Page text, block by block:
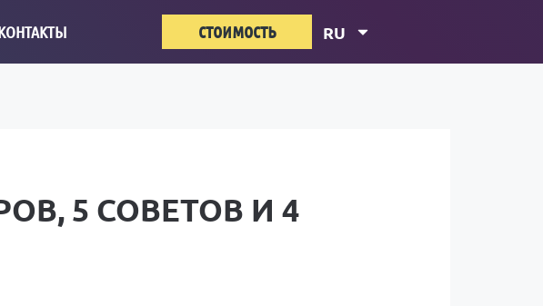
стоимость RU
5 СОВЕТОВ И 4